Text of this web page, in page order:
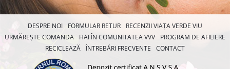
DESPRE NOI FORMULAR RETUR
RECENZII VIAȚA VERDE VIU
URMĂREȘTE COMANDA
HAI ÎN COMUNITATEA VVV
PROGRAM DE AFILIERE
RECICLEAZĂ ÎNTREBĂRI FRECVENTE CONTACT